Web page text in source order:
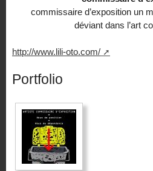
commissaire d’exposition un
déviant dans l’art
http://www.lili-oto.com/
Portfolio